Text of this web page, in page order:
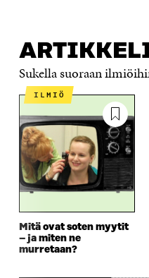
Sukella suoraan
ILMIÖ
Mitä ovat soten myytit
– ja miten ne
murretaan?